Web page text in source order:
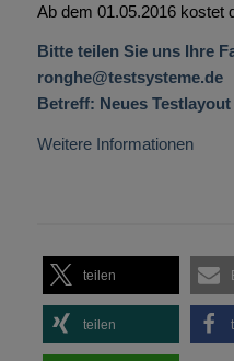
Ab dem 01.05.2016 kostet
Bitte teilen Sie uns Ihre
ronghe@testsysteme.de
Betreff: Neues Testlayout
Weitere Informationen
teilen
teilen